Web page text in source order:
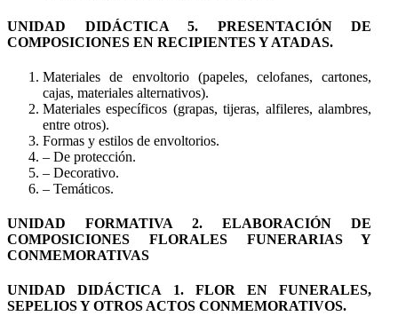
UNIDAD DIDÁCTICA 5. PRESENTACIÓN DE
COMPOSICIONES EN RECIPIENTES Y ATADAS.
Materiales de envoltorio (papeles, celofanes, cartones,
cajas, materiales alternativos).
Materiales específicos (grapas, tijeras, alfileres, alambres,
entre otros).
Formas y estilos de envoltorios.
– De protección.
– Decorativo.
– Temáticos.
UNIDAD FORMATIVA 2. ELABORACIÓN DE
COMPOSICIONES FLORALES FUNERARIAS Y
CONMEMORATIVAS
UNIDAD DIDÁCTICA 1. FLOR EN FUNERALES,
SEPELIOS Y OTROS ACTOS CONMEMORATIVOS.